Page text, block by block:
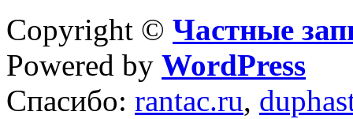
Copyright © Частные
Powered by WordPress
Спасибо: rantac.ru,